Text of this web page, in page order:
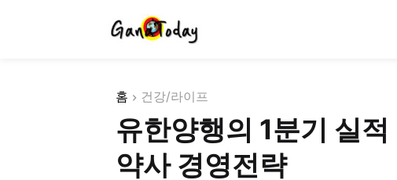
홈 건강/라이프
유한양행의 1분기 실
약사 경영전략